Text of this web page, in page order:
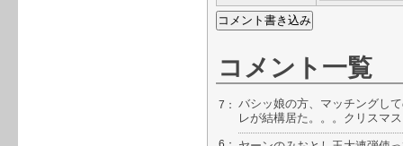
コメント一覧
7： バシッ娘の方、マッチングし
レが結構居た。。。クリスマ